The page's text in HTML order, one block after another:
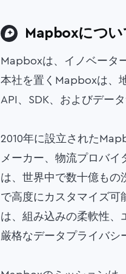
Mapboxについ
Mapboxは、イノベータ
本社を置くMapboxは、
API、SDK、およびデー
2010年に設立された
メーカー、物流プロバ
は、世界中で数十億もの
で高度にカスタマイズ可
は、組み込みの柔軟性、
厳格なデータプライバシ